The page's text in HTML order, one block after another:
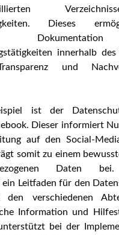
Dieses
innerhalb
und
ist der
Dieser informiert
auf den Social-
somit zu einem
Daten bei.
Leitfaden für den
den verschiedenen
Information und
bei der